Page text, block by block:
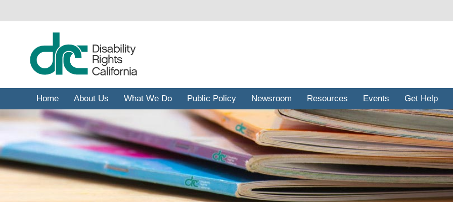
ទៅ​
Home About Us What We Do Public Policy Newsroom Resources Events Get Help